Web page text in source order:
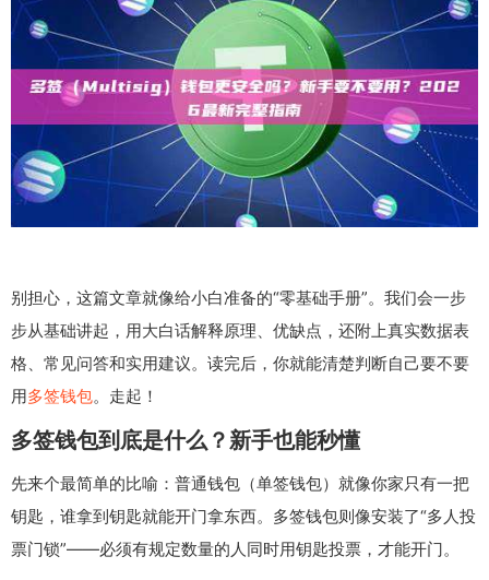
别担心，这篇文章就像给小白准备的“零基础手册”。我们会一步
步从基础讲起，用大白话解释原理、优缺点，还附上真实数据表
格、常见问答和实用建议。读完后，你就能清楚判断自己要不要
用多签钱包。走起！
多签钱包到底是什么？新手也能秒懂
先来个最简单的比喻：普通钱包（单签钱包）就像你家只有一把
钥匙，谁拿到钥匙就能开门拿东西。多签钱包则像安装了“多人投
票门锁”——必须有规定数量的人同时用钥匙投票，才能开门。